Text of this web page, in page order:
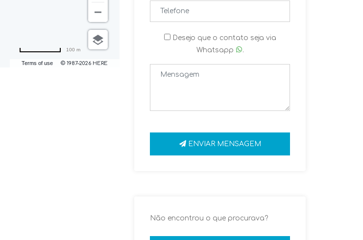
Terms of use © 1987–2026 HERE
100 m
Desejo que o contato seja via
Whatsapp
.
ENVIAR MENSAGEM
Não encontrou o que procurava?